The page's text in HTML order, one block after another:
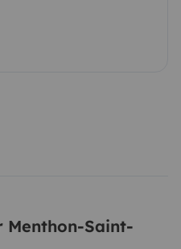
Menthon-Saint-